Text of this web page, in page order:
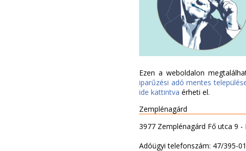
Ezen a weboldalon
iparűzési adó mentes
ide kattintva érheti el.
Zemplénagárd
3977 Zemplénagárd Fő utca 9 -
Adóügyi telefonszám: 47/395-